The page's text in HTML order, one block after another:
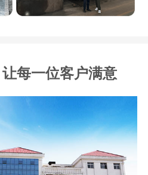
让每一位客户满意